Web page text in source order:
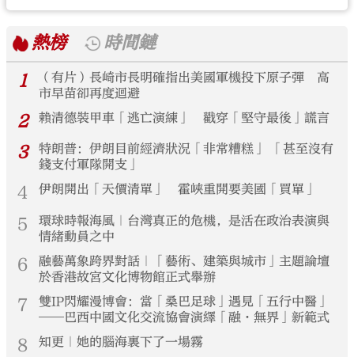
熱榜
時間鏈
1
（有片）長崎市長明確指出美國軍機投下原子彈 高
市早苗卻再度迴避
2 賴清德裝甲車「逃亡演練」 戳穿「堅守最後」謊言
3
特朗普：伊朗目前經濟狀況「非常糟糕」 「甚至沒有
錢支付軍隊開支」
4 伊朗開出「天價清單」 霍峽重開要美國「買單」
5
環球時報海風｜台灣真正的危機，是活在政治表演與
情緒動員之中
6
融藝萬象跨界對話｜「藝術、建築與城市」主題論壇
於香港故宮文化博物館正式舉辦
7
雙IP閃耀漫博會：當「桑巴足球」遇見「五行中醫」
——巴西中國文化交流協會演繹「融·無界」新範式
8 知更｜她的腦海裏下了一場霧